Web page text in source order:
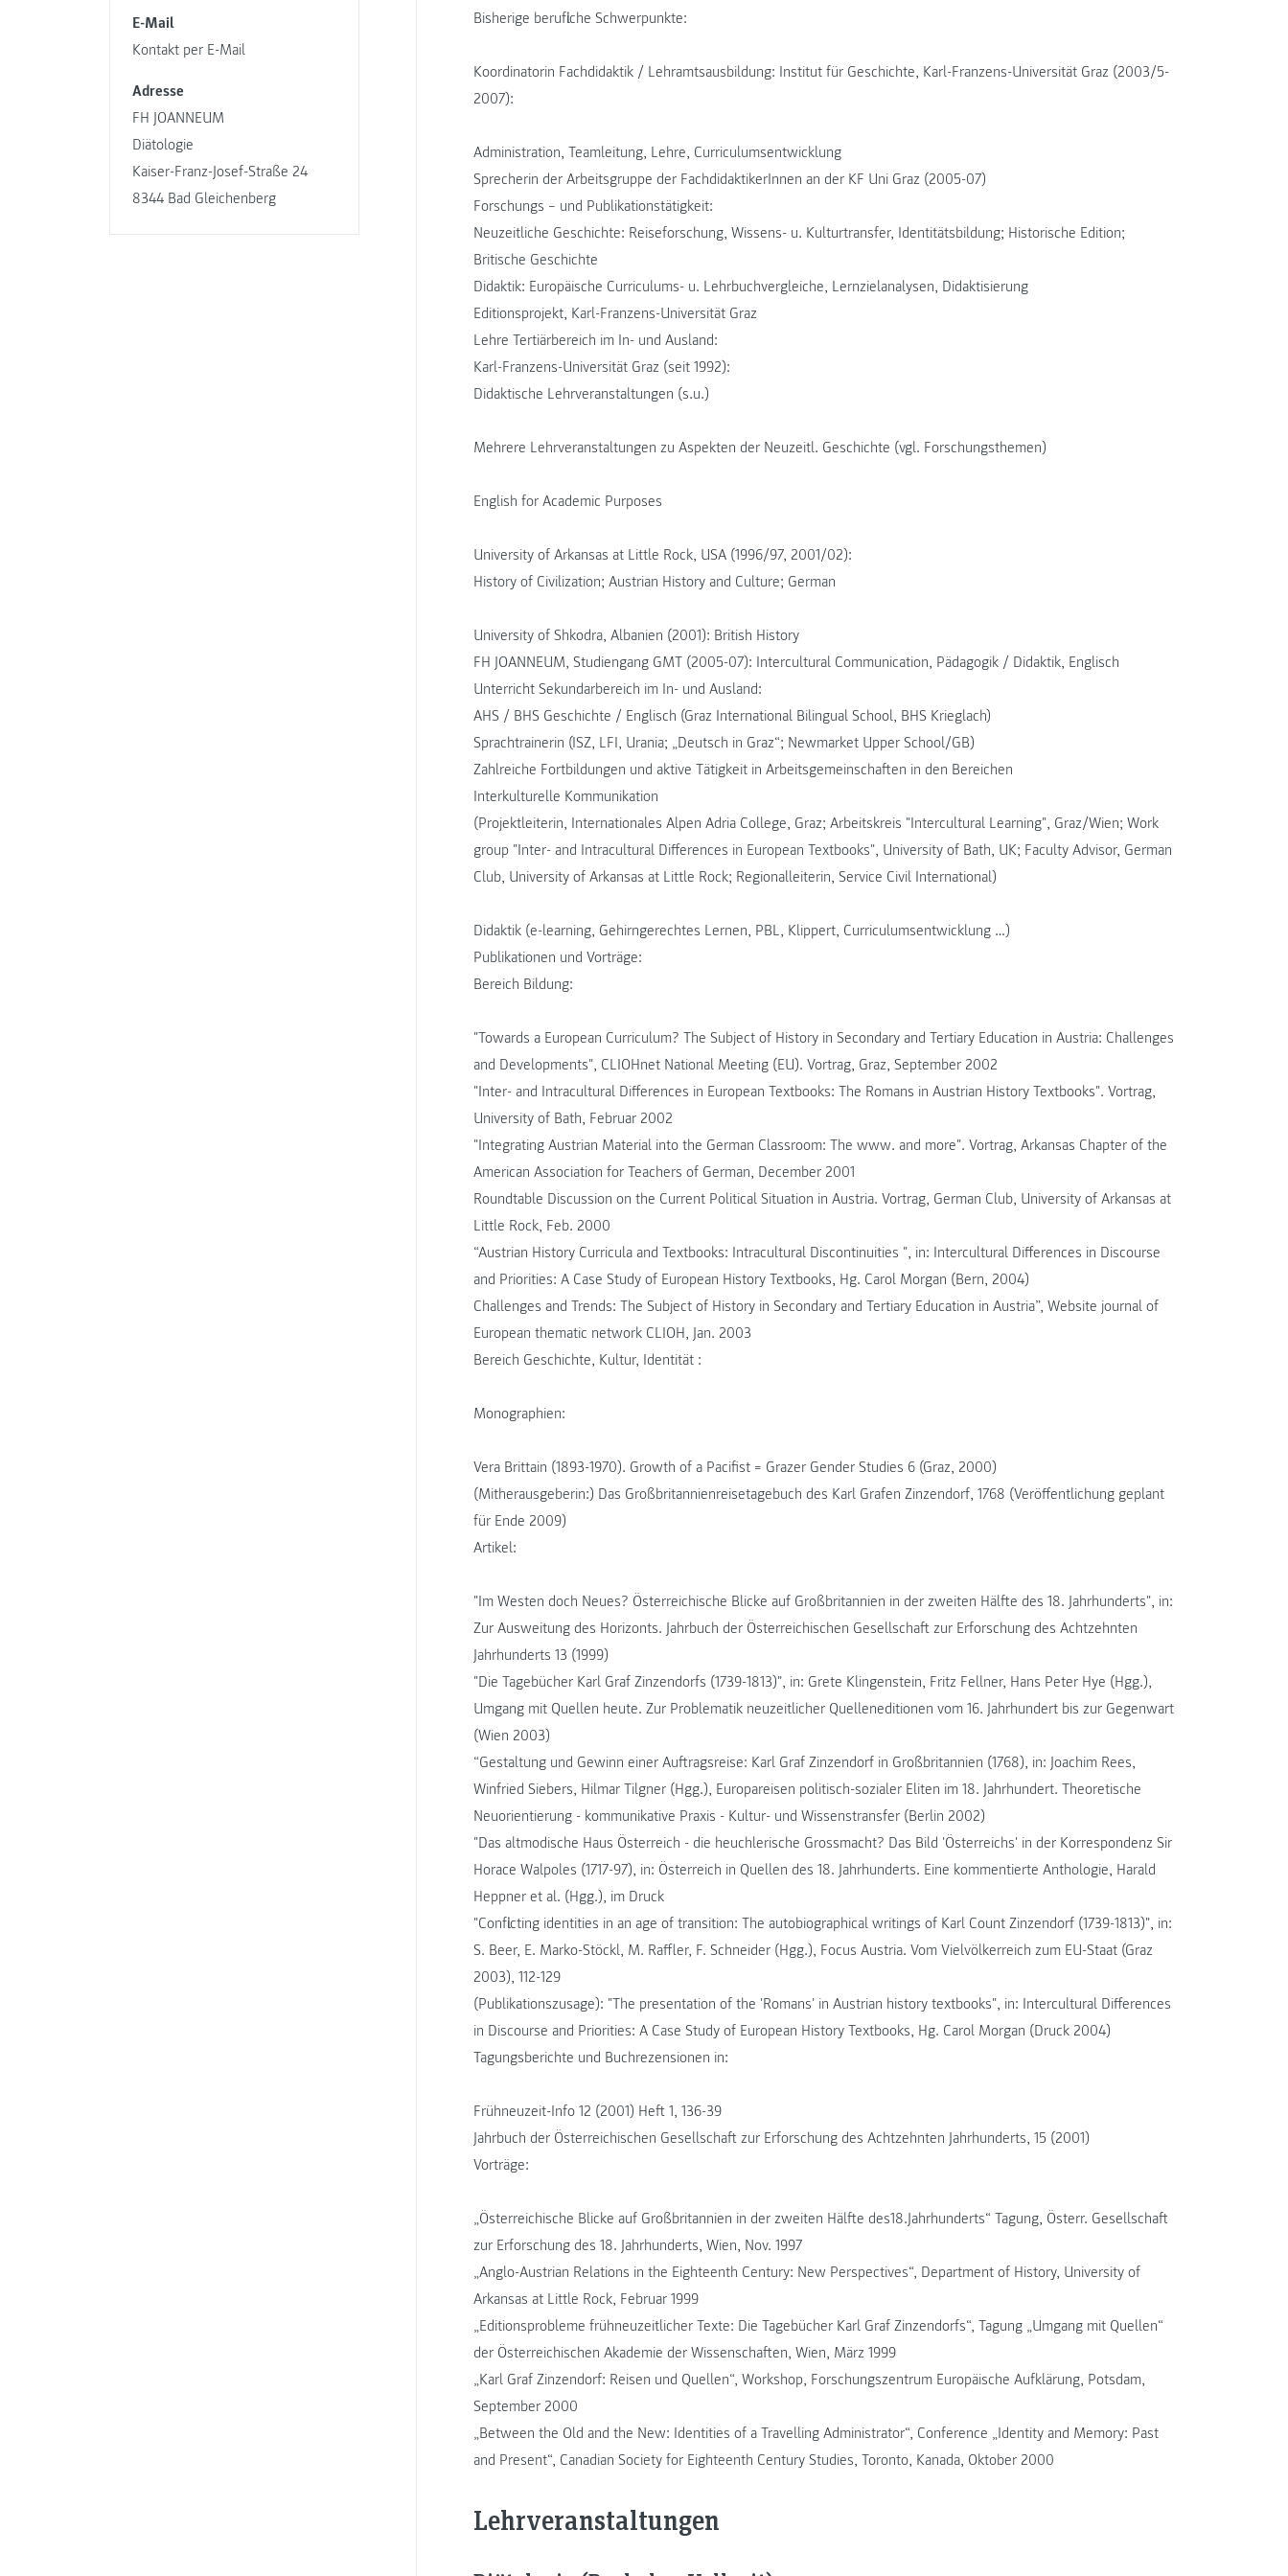
E-Mail
Kontakt per E-Mail
Adresse
FH JOANNEUM
Diätologie
Kaiser-Franz-Josef-Straße 24
8344 Bad Gleichenberg
Bisherige berufliche Schwerpunkte:
Koordinatorin Fachdidaktik / Lehramtsausbildung: Institut für Geschichte, Karl-Franzens-Universität Graz (2003/5-
2007):
Administration, Teamleitung, Lehre, Curriculumsentwicklung
Sprecherin der Arbeitsgruppe der FachdidaktikerInnen an der KF Uni Graz (2005-07)
Forschungs – und Publikationstätigkeit:
Neuzeitliche Geschichte: Reiseforschung, Wissens- u. Kulturtransfer, Identitätsbildung; Historische Edition;
Britische Geschichte
Didaktik: Europäische Curriculums- u. Lehrbuchvergleiche, Lernzielanalysen, Didaktisierung
Editionsprojekt, Karl-Franzens-Universität Graz
Lehre Tertiärbereich im In- und Ausland:
Karl-Franzens-Universität Graz (seit 1992):
Didaktische Lehrveranstaltungen (s.u.)
Mehrere Lehrveranstaltungen zu Aspekten der Neuzeitl. Geschichte (vgl. Forschungsthemen)
English for Academic Purposes
University of Arkansas at Little Rock, USA (1996/97, 2001/02):
History of Civilization; Austrian History and Culture; German
University of Shkodra, Albanien (2001): British History
FH JOANNEUM, Studiengang GMT (2005-07): Intercultural Communication, Pädagogik / Didaktik, Englisch
Unterricht Sekundarbereich im In- und Ausland:
AHS / BHS Geschichte / Englisch (Graz International Bilingual School, BHS Krieglach)
Sprachtrainerin (ISZ, LFI, Urania; „Deutsch in Graz“; Newmarket Upper School/GB)
Zahlreiche Fortbildungen und aktive Tätigkeit in Arbeitsgemeinschaften in den Bereichen
Interkulturelle Kommunikation
(Projektleiterin, Internationales Alpen Adria College, Graz; Arbeitskreis "Intercultural Learning", Graz/Wien; Work
group "Inter- and Intracultural Differences in European Textbooks", University of Bath, UK; Faculty Advisor, German
Club, University of Arkansas at Little Rock; Regionalleiterin, Service Civil International)
Didaktik (e-learning, Gehirngerechtes Lernen, PBL, Klippert, Curriculumsentwicklung …)
Publikationen und Vorträge:
Bereich Bildung:
"Towards a European Curriculum? The Subject of History in Secondary and Tertiary Education in Austria: Challenges
and Developments", CLIOHnet National Meeting (EU). Vortrag, Graz, September 2002
"Inter- and Intracultural Differences in European Textbooks: The Romans in Austrian History Textbooks". Vortrag,
University of Bath, Februar 2002
"Integrating Austrian Material into the German Classroom: The www. and more". Vortrag, Arkansas Chapter of the
American Association for Teachers of German, December 2001
Roundtable Discussion on the Current Political Situation in Austria. Vortrag, German Club, University of Arkansas at
Little Rock, Feb. 2000
“Austrian History Curricula and Textbooks: Intracultural Discontinuities ", in: Intercultural Differences in Discourse
and Priorities: A Case Study of European History Textbooks, Hg. Carol Morgan (Bern, 2004)
Challenges and Trends: The Subject of History in Secondary and Tertiary Education in Austria”, Website journal of
European thematic network CLIOH, Jan. 2003
Bereich Geschichte, Kultur, Identität :
Monographien:
Vera Brittain (1893-1970). Growth of a Pacifist = Grazer Gender Studies 6 (Graz, 2000)
(Mitherausgeberin:) Das Großbritannienreisetagebuch des Karl Grafen Zinzendorf, 1768 (Veröffentlichung geplant
für Ende 2009)
Artikel:
"Im Westen doch Neues? Österreichische Blicke auf Großbritannien in der zweiten Hälfte des 18. Jahrhunderts", in:
Zur Ausweitung des Horizonts. Jahrbuch der Österreichischen Gesellschaft zur Erforschung des Achtzehnten
Jahrhunderts 13 (1999)
"Die Tagebücher Karl Graf Zinzendorfs (1739-1813)", in: Grete Klingenstein, Fritz Fellner, Hans Peter Hye (Hgg.),
Umgang mit Quellen heute. Zur Problematik neuzeitlicher Quelleneditionen vom 16. Jahrhundert bis zur Gegenwart
(Wien 2003)
“Gestaltung und Gewinn einer Auftragsreise: Karl Graf Zinzendorf in Großbritannien (1768), in: Joachim Rees,
Winfried Siebers, Hilmar Tilgner (Hgg.), Europareisen politisch-sozialer Eliten im 18. Jahrhundert. Theoretische
Neuorientierung - kommunikative Praxis - Kultur- und Wissenstransfer (Berlin 2002)
"Das altmodische Haus Österreich - die heuchlerische Grossmacht? Das Bild 'Österreichs' in der Korrespondenz Sir
Horace Walpoles (1717-97), in: Österreich in Quellen des 18. Jahrhunderts. Eine kommentierte Anthologie, Harald
Heppner et al. (Hgg.), im Druck
"Conflicting identities in an age of transition: The autobiographical writings of Karl Count Zinzendorf (1739-1813)", in:
S. Beer, E. Marko-Stöckl, M. Raffler, F. Schneider (Hgg.), Focus Austria. Vom Vielvölkerreich zum EU-Staat (Graz
2003), 112-129
(Publikationszusage): "The presentation of the 'Romans' in Austrian history textbooks", in: Intercultural Differences
in Discourse and Priorities: A Case Study of European History Textbooks, Hg. Carol Morgan (Druck 2004)
Tagungsberichte und Buchrezensionen in:
Frühneuzeit-Info 12 (2001) Heft 1, 136-39
Jahrbuch der Österreichischen Gesellschaft zur Erforschung des Achtzehnten Jahrhunderts, 15 (2001)
Vorträge:
„Österreichische Blicke auf Großbritannien in der zweiten Hälfte des18.Jahrhunderts“ Tagung, Österr. Gesellschaft
zur Erforschung des 18. Jahrhunderts, Wien, Nov. 1997
„Anglo-Austrian Relations in the Eighteenth Century: New Perspectives“, Department of History, University of
Arkansas at Little Rock, Februar 1999
„Editionsprobleme frühneuzeitlicher Texte: Die Tagebücher Karl Graf Zinzendorfs“, Tagung „Umgang mit Quellen“
der Österreichischen Akademie der Wissenschaften, Wien, März 1999
„Karl Graf Zinzendorf: Reisen und Quellen“, Workshop, Forschungszentrum Europäische Aufklärung, Potsdam,
September 2000
„Between the Old and the New: Identities of a Travelling Administrator“, Conference „Identity and Memory: Past
and Present“, Canadian Society for Eighteenth Century Studies, Toronto, Kanada, Oktober 2000
Lehrveranstaltungen